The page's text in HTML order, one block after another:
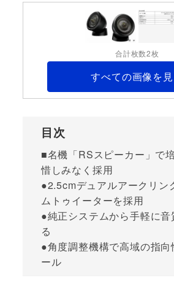
合計枚数2枚
すべての画像を
目次
■名機「RSスピーカー」で
惜しみなく採用
●2.5cmデュアルアークリン
ムトゥイーターを採用
●純正システムから手軽に音
る
●角度調整機構で高域の指向
ール